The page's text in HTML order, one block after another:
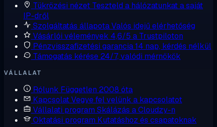
Tükrözési nézet Teszteld a hálózatunkat a saját
IP-dről
Szolgáltatás állapotaValós idejű elérhetőség
Vásárlói vélemények 4,6/5 a Trustpiloton
Pénzvisszafizetési garancia14 nap, kérdés nélkül
Támogatás kérése 24/7, valódi mérnökök
VÁLLALAT
Rólunk Független 2008 óta
KapcsolatVegye fel velünk a kapcsolatot
Vállalati program Skálázás a Cloudzy-n
Oktatási program Kutatáshoz és csapatoknak